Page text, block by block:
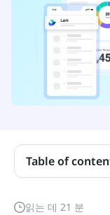
읽는 데 21 분
Table of
CRM-이메일 통